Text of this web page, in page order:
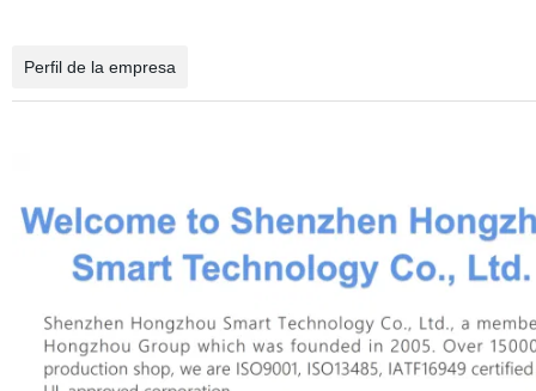
Perfil de la empresa